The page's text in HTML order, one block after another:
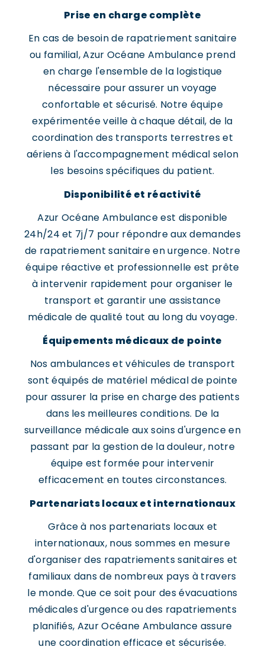
Prise en charge complète
En cas de besoin de rapatriement sanitaire
ou familial, Azur Océane Ambulance prend
en charge l'ensemble de la logistique
nécessaire pour assurer un voyage
confortable et sécurisé. Notre équipe
expérimentée veille à chaque détail, de la
coordination des transports terrestres et
aériens à l'accompagnement médical selon
les besoins spécifiques du patient.
Disponibilité et réactivité
Azur Océane Ambulance est disponible
24h/24 et 7j/7 pour répondre aux demandes
de rapatriement sanitaire en urgence. Notre
équipe réactive et professionnelle est prête
à intervenir rapidement pour organiser le
transport et garantir une assistance
médicale de qualité tout au long du voyage.
Équipements médicaux de pointe
Nos ambulances et véhicules de transport
sont équipés de matériel médical de pointe
pour assurer la prise en charge des patients
dans les meilleures conditions. De la
surveillance médicale aux soins d'urgence en
passant par la gestion de la douleur, notre
équipe est formée pour intervenir
efficacement en toutes circonstances.
Partenariats locaux et internationaux
Grâce à nos partenariats locaux et
internationaux, nous sommes en mesure
d'organiser des rapatriements sanitaires et
familiaux dans de nombreux pays à travers
le monde. Que ce soit pour des évacuations
médicales d'urgence ou des rapatriements
planifiés, Azur Océane Ambulance assure
une coordination efficace et sécurisée.